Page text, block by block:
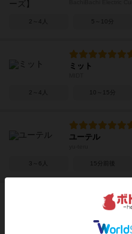
2～4人 5～10分
ミット
2～4人 10～15分
ユーテル
3～6人 15分前後
ハイパーロボット